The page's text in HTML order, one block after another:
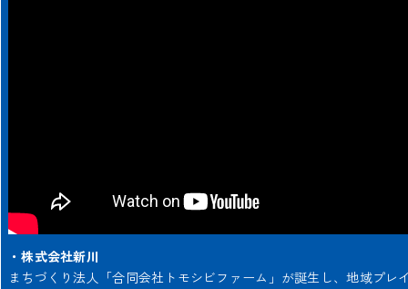
・株式会社新川
まちづくり法人「合同会社トモシビファーム」が誕生し、地域プ